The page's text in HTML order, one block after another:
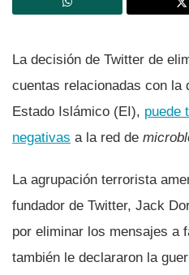
La decisión de Twitter de
cuentas relacionadas con la
Estado Islámico (EI), puede
negativas a la red de
La agrupación terrorista
fundador de Twitter, Jack
por eliminar los mensajes a
también le declararon la